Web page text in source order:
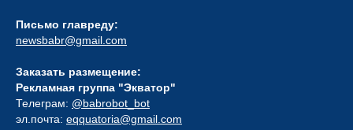
Письмо главреду:
newsbabr@gmail.com
Заказать размещение:
Рекламная группа "Экватор"
Телеграм: @babrobot_bot
эл.почта: eqquatoria@gmail.com